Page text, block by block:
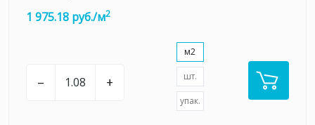
1 975.18 руб./м2
– +
м2
шт.
упак.